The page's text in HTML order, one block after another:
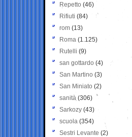
Repetto (46)
Rifiuti (84)
rom (13)
Roma (1.125)
Rutelli (9)
san gottardo (4)
San Martino (3)
San Miniato (2)
sanità (306)
Sarkozy (43)
scuola (354)
Sestri Levante (2)